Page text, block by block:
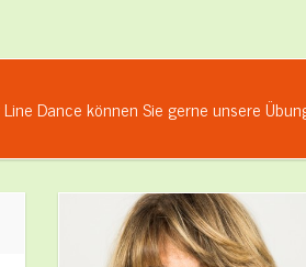
Dance können Sie gerne unsere